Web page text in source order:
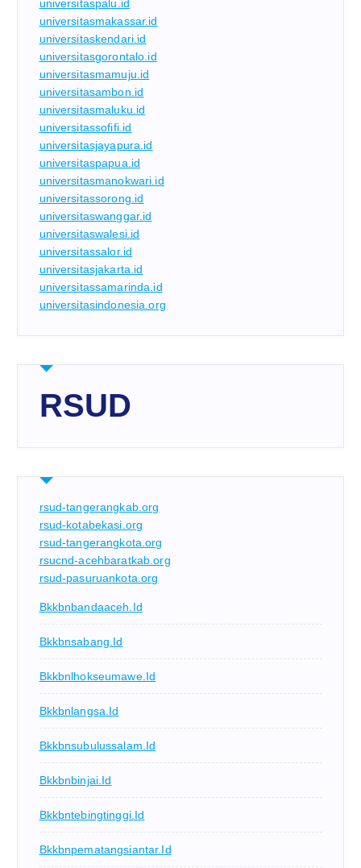
universitaspalu.id
universitasmakassar.id
universitaskendari.id
universitasgorontalo.id
universitasmamuju.id
universitasambon.id
universitasmaluku.id
universitassofifi.id
universitasjayapura.id
universitaspapua.id
universitasmanokwari.id
universitassorong.id
universitaswanggar.id
universitaswalesi.id
universitassalor.id
universitasjakarta.id
universitassamarinda.id
universitasindonesia.org
RSUD
rsud-tangerangkab.org
rsud-kotabekasi.org
rsud-tangerangkota.org
rsucnd-acehbaratkab.org
rsud-pasuruankota.org
Bkkbnbandaaceh.id
Bkkbnsabang.id
Bkkbnlhokseumawe.id
Bkkbnlangsa.id
Bkkbnsubulussalam.id
Bkkbnbinjai.id
Bkkbntebingtinggi.id
Bkkbnpematangsiantar.id